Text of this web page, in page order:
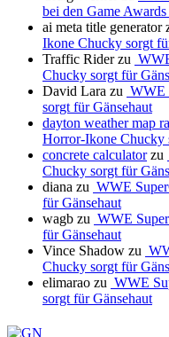
bei den Game
ai meta title generator
Ikone Chucky sorgt
Traffic Riderzu
Chucky sorgt für
David Lara zu WWE
sorgt für Gänsehaut
dayton weather map
Horror-Ikone Chucky
concrete calculatorzu
Chucky sorgt für
diana zu WWE
für Gänsehaut
wagb zu WWE
für Gänsehaut
Vince Shadow zu
Chucky sorgt für
elimarao zu WWE
sorgt für Gänsehaut